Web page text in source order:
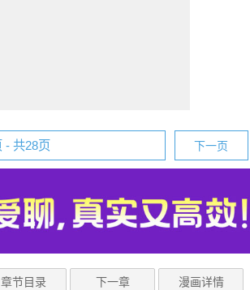
下一页
章节目录 下一章 漫画详情